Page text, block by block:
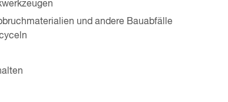
und andere Bauabfälle